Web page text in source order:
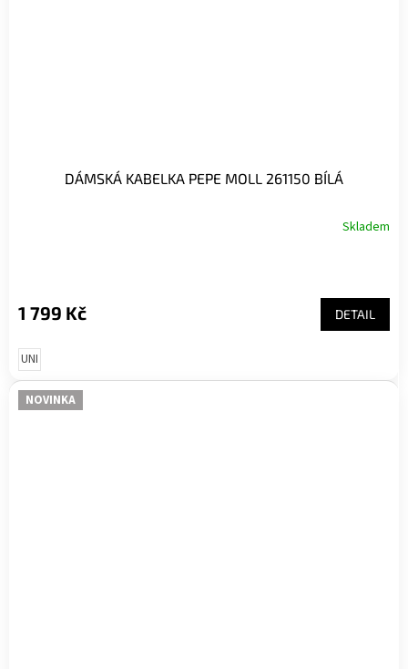
DÁMSKÁ KABELKA PEPE MOLL 261150 BÍLÁ
Skladem
1 799 Kč DETAIL
UNI
NOVINKA